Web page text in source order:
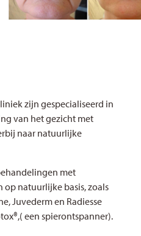
zijn gespecialiseerd in
van het gezicht met
naar natuurlijke
met
natuurlijke basis, zoals
Juvederm en Radiesse
een spierontspanner).